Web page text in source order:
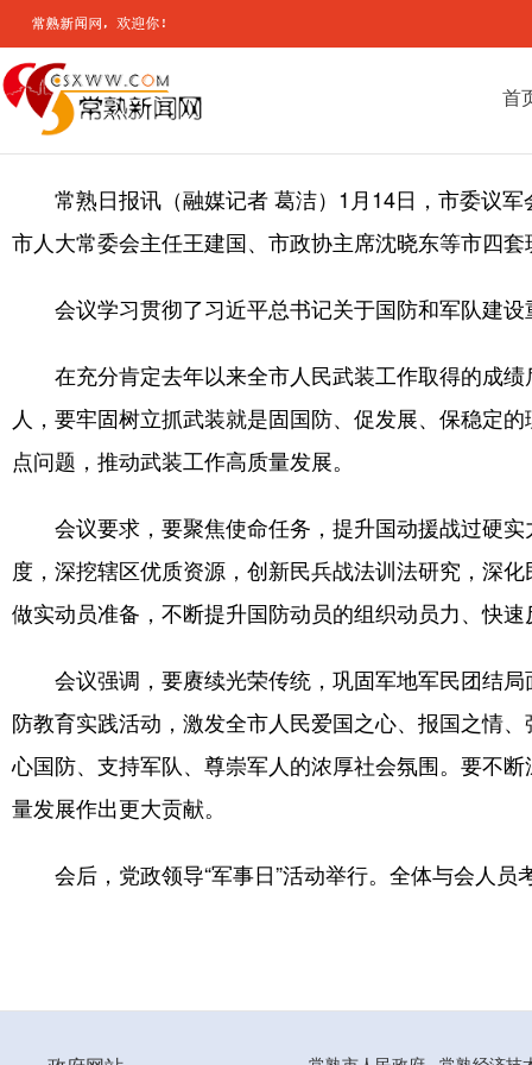
首
常熟日报讯（融媒记者 葛洁）1月14日，市委议
市人大常委会主任王建国、市政协主席沈晓东等市四
会议学习贯彻了习近平总书记关于国防和军队建
在充分肯定去年以来全市人民武装工作取得的成
人，要牢固树立抓武装就是固国防、促发展、保稳定
点问题，推动武装工作高质量发展。
会议要求，要聚焦使命任务，提升国动援战过硬
度，深挖辖区优质资源，创新民兵战法训法研究，深
做实动员准备，不断提升国防动员的组织动员力、快
会议强调，要赓续光荣传统，巩固军地军民团结
防教育实践活动，激发全市人民爱国之心、报国之情
心国防、支持军队、尊崇军人的浓厚社会氛围。要不
量发展作出更大贡献。
会后，党政领导“军事日”活动举行。全体与会人